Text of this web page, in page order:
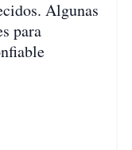
Algunas
para